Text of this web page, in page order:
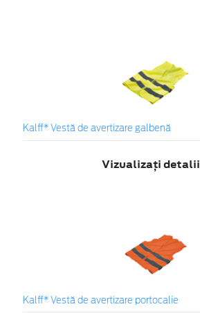
Kalff* Vestă de avertizare galbenă
Vizualizați detalii
Kalff* Vestă de avertizare portocalie